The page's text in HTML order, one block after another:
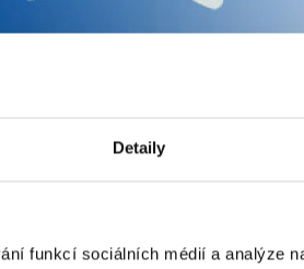
Detaily
funkcí sociálních médií a analýze
(0)